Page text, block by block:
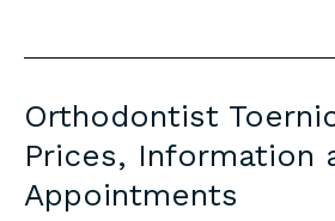
—
Informations
et
Rendez-
Orthodontist
Prices, Information
Appointments